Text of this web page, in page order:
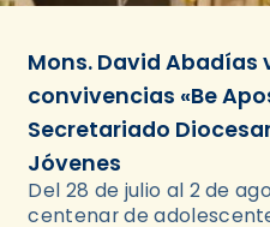
Mons. David Abadías
convivencias «Be
Secretariado
Jóvenes
Del 28 de julio al 2 de
centenar de